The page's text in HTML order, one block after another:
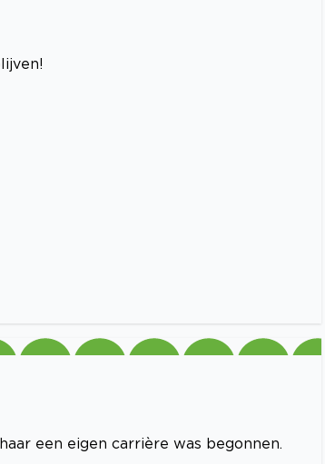
een eigen carrière was begonnen.